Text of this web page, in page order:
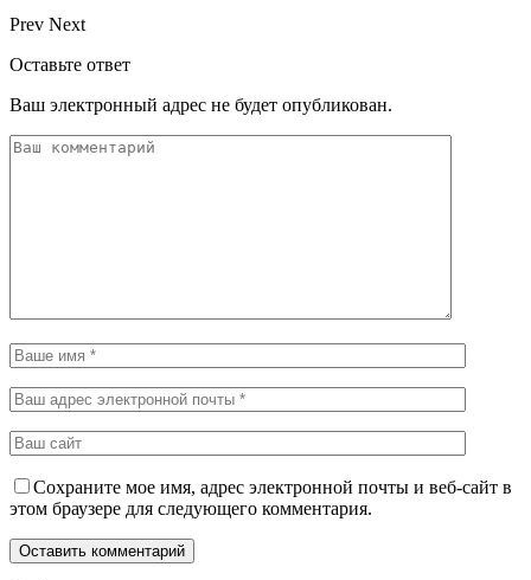
Prev Next
Оставьте ответ
Ваш электронный адрес не будет опубликован.
Сохраните мое имя, адрес электронной почты и веб-сайт в
этом браузере для следующего комментария.